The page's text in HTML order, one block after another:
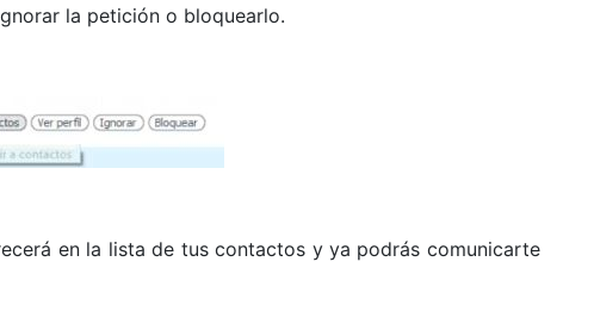
la petición o bloquearlo.
en la lista de tus contactos y ya podrás comunicarte